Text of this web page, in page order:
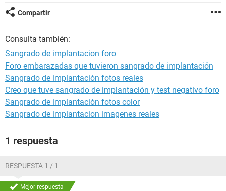
GLOSARIO
Compartir
Consulta también:
Sangrado de implantacion foro
Foro embarazadas que tuvieron sangrado de implantación
Sangrado de implantación fotos reales
Creo que tuve sangrado de implantación y test negativo foro
Sangrado de implantación fotos color
Sangrado de implantacion imagenes reales
1 respuesta
RESPUESTA 1 / 1
Mejor respuesta